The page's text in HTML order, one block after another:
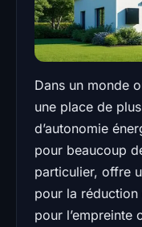
Dans un monde
une place de
d’autonomie
pour beaucoup
particulier, offre
pour la réduction
pour l’empreinte